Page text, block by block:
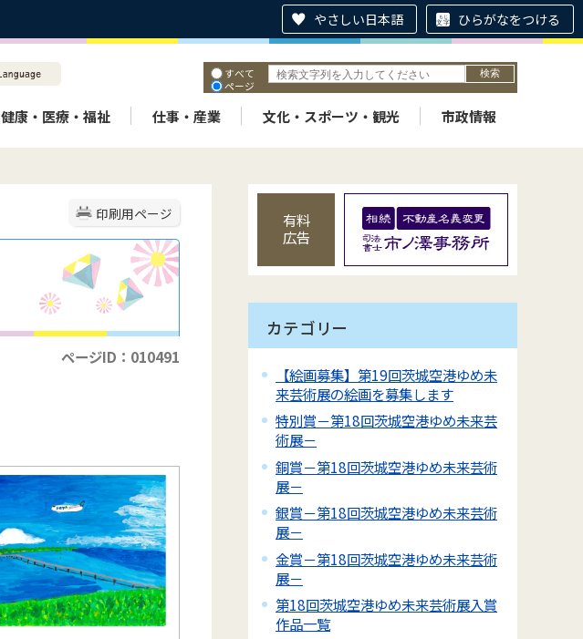
やさしい日本語 ひらがなをつける
すべて
ページ
健康・医療・福祉 仕事・産業 文化・スポーツ・観光 市政情報
印刷用ページ
ページID：010491
有料
広告
カテゴリー
【絵画募集】第19回茨城空港ゆめ未
来芸術展の絵画を募集します
特別賞－第18回茨城空港ゆめ未来芸
術展－
銅賞－第18回茨城空港ゆめ未来芸術
展－
銀賞－第18回茨城空港ゆめ未来芸術
展－
金賞－第18回茨城空港ゆめ未来芸術
展－
第18回茨城空港ゆめ未来芸術展入賞
作品一覧